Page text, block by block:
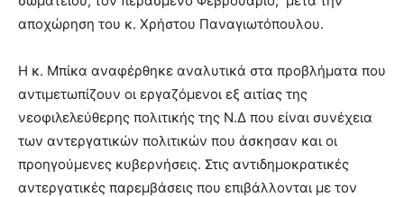
brandi
you
the
meaning
pain.
pornhun
αποχώρηση του κ. Χρήστου Παναγιωτόπουλου.
Η κ. Μπίκα αναφέρθηκε αναλυτικά στα προβλήματα που
αντιμετωπίζουν οι εργαζόμενοι εξ αιτίας της
νεοφιλελεύθερης πολιτικής της Ν.Δ που είναι συνέχεια
των αντεργατικών πολιτικών που άσκησαν και οι
προηγούμενες κυβερνήσεις. Στις αντιδημοκρατικές
αντεργατικές παρεμβάσεις που επιβάλλονται με τον